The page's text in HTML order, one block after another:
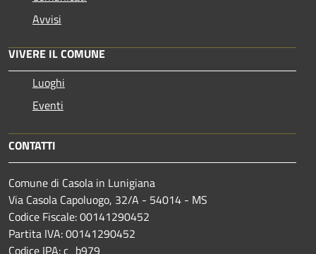
Avvisi
VIVERE IL COMUNE
Luoghi
Eventi
CONTATTI
Comune di Casola in Lunigiana
Via Casola Capoluogo, 32/A - 54014 - MS
Codice Fiscale: 00141290452
Partita IVA: 00141290452
Codice IPA: c_b979